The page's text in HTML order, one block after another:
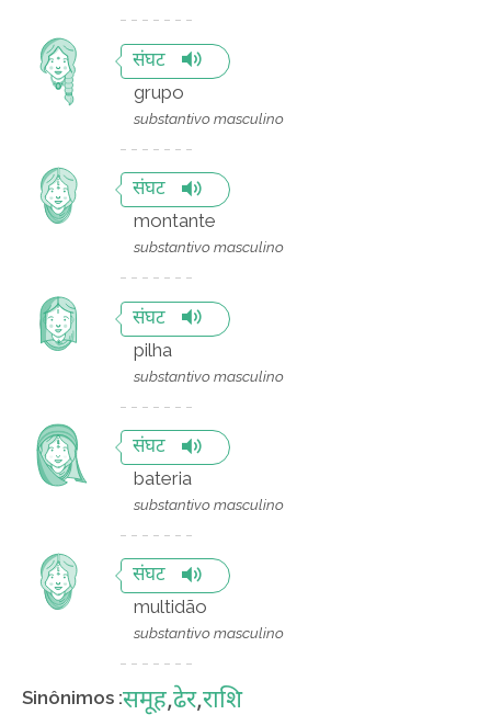
संघट
grupo
substantivo masculino
संघट
montante
substantivo masculino
संघट
pilha
substantivo masculino
संघट
bateria
substantivo masculino
संघट
multidão
substantivo masculino
Sinônimos :समूह,ढेर,राशि